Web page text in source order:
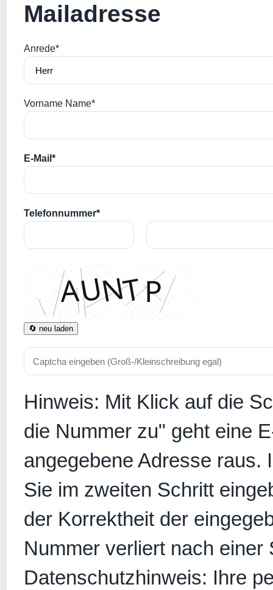
Mailadresse
Anrede*
Vorname Name*
E-Mail*
Telefonnummer*
🔄 neu laden
Hinweis: Mit Klick auf die
die Nummer zu" geht eine
angegebene Adresse raus.
Sie im zweiten Schritt
der Korrektheit der
Nummer verliert nach einer
Datenschutzhinweis: Ihre